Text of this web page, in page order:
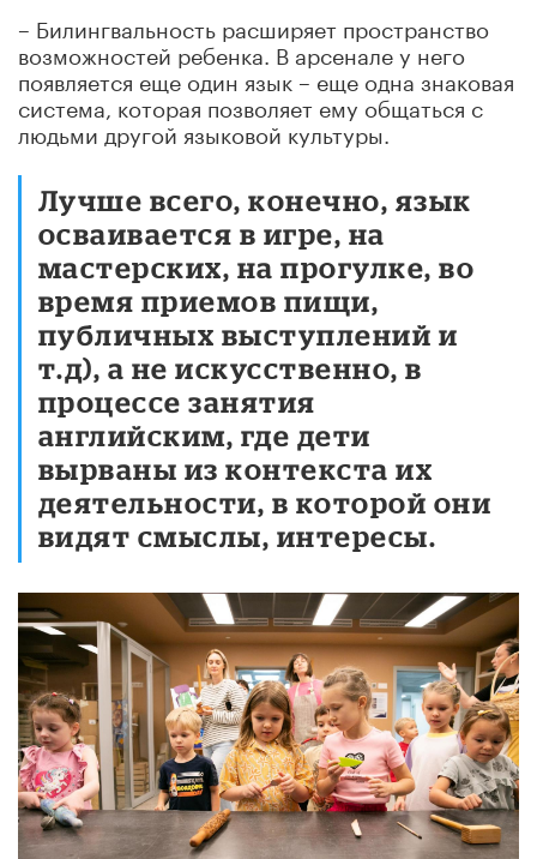
– Билингвальность расширяет пространство
возможностей ребенка. В арсенале у него
появляется еще один язык – еще одна знаковая
система, которая позволяет ему общаться с
людьми другой языковой культуры.
Лучше всего, конечно, язык
осваивается в игре, на
мастерских, на прогулке, во
время приемов пищи,
публичных выступлений и
т.д), а не искусственно, в
процессе занятия
английским, где дети
вырваны из контекста их
деятельности, в которой они
видят смыслы, интересы.